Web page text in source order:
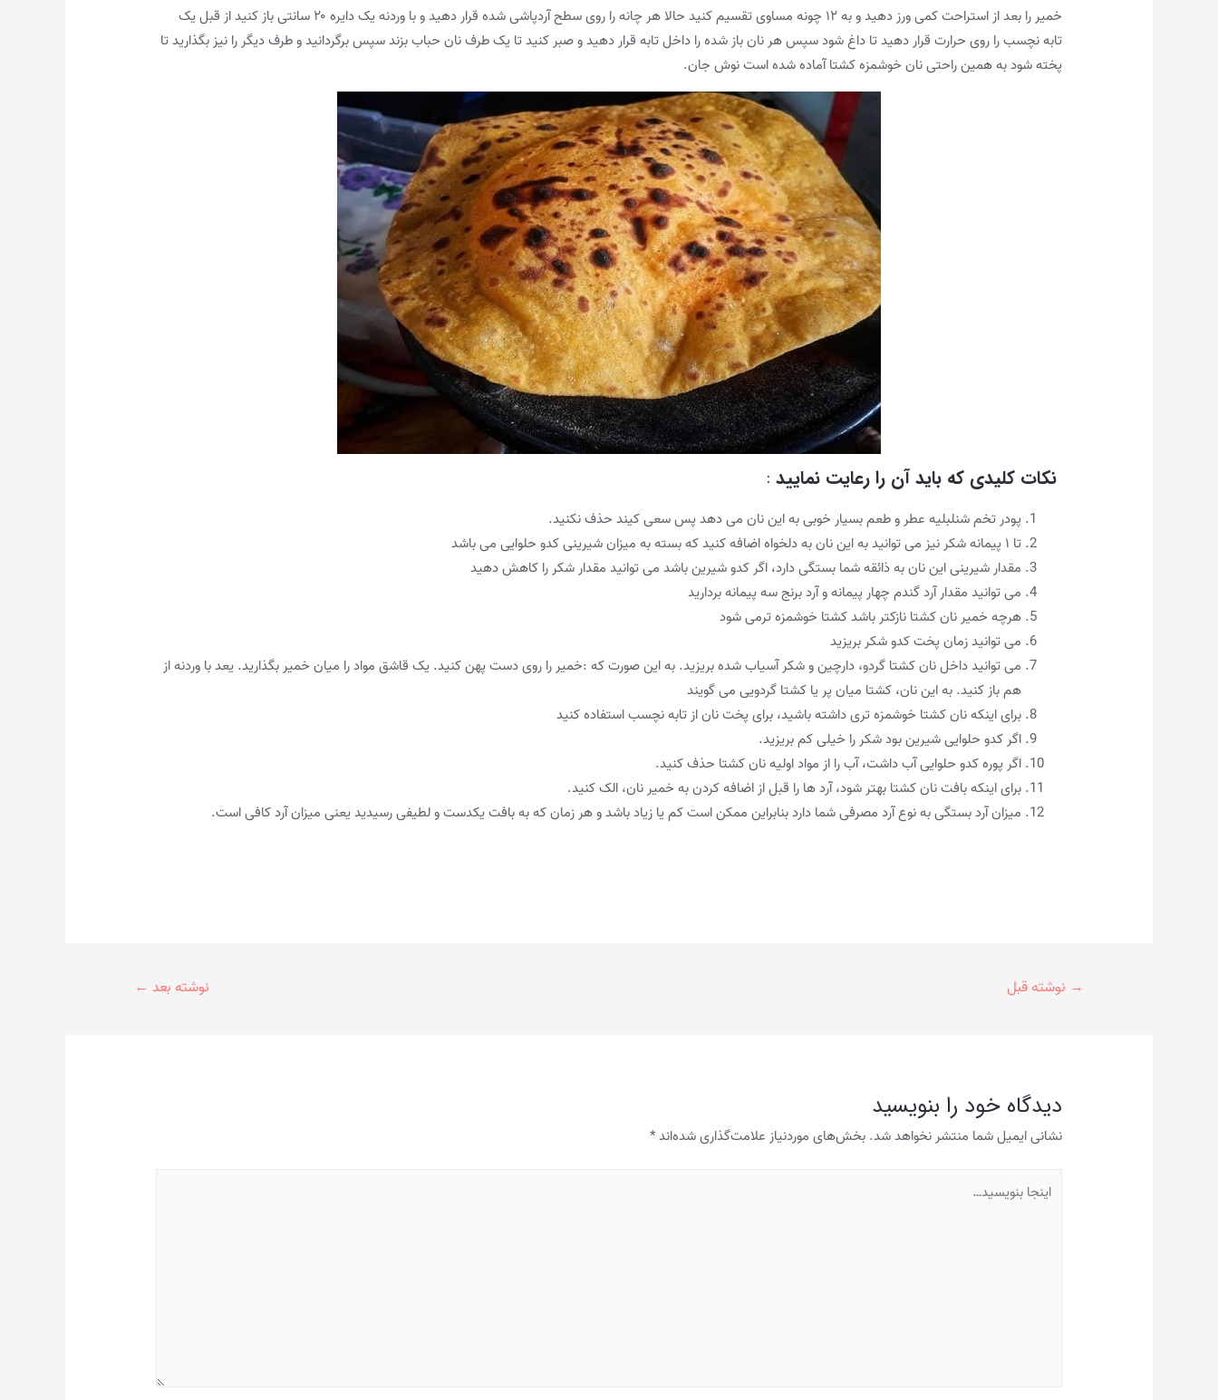
خمیر را بعد از استراحت کمی ورز دهید و به ۱۲ چونه مساوی تقسیم کنید حالا هر چانه را روی سطح آردپاشی شده قرار دهید و با وردنه یک دایره ۲۰ سانتی باز کنید از قبل یک
تابه نچسب را روی حرارت قرار دهید تا داغ شود سپس هر نان باز شده را داخل تابه قرار دهید و صبر کنید تا یک طرف نان حباب بزند سپس برگردانید و طرف دیگر را نیز بگذارید تا
پخته شود به همین راحتی نان خوشمزه کشتا آماده شده است نوش جان.
نکات کلیدی که باید آن را رعایت نمایید :
پودر تخم شنلبلیه عطر و طعم بسیار خوبی به این نان می دهد پس سعی کیند حذف نکنید.
تا ۱ پیمانه شکر نیز می توانید به این نان به دلخواه اضافه کنید که بسته به میزان شیرینی کدو حلوایی می باشد
مقدار شیرینی این نان به ذائقه شما بستگی دارد، اگر کدو شیرین باشد می توانید مقدار شکر را کاهش دهید
می توانید مقدار آرد گندم چهار پیمانه و آرد برنج سه پیمانه بردارید
هرچه خمیر نان کشتا نازکتر باشد کشتا خوشمزه ترمی شود
می توانید زمان پخت کدو شکر بریزید
می توانید داخل نان کشتا گردو، دارچین و شکر آسیاب شده بریزید. به این صورت که :خمیر را روی دست پهن کنید. یک قاشق مواد را میان خمیر بگذارید. یعد با وردنه از
هم باز کنید. به این نان، کشتا میان پر یا کشتا گردویی می گویند
برای اینکه نان کشتا خوشمزه تری داشته باشید، برای پخت نان از تابه نچسب استفاده کنید
اگر کدو حلوایی شیرین بود شکر را خیلی کم بریزید.
اگر پوره کدو حلوایی آب داشت، آب را از مواد اولیه نان کشتا حذف کنید.
برای اینکه بافت نان کشتا بهتر شود، آرد ها را قبل از اضافه کردن به خمیر نان، الک کنید.
میزان آرد بستگی به نوع آرد مصرفی شما دارد بنابراین ممکن است کم یا زیاد باشد و هر زمان که به بافت یکدست و لطیفی رسیدید یعنی میزان آرد کافی است.
راهبری
→ نوشته قبل نوشته بعد ←
دیدگاه‌ خود را بنویسید
نشانی ایمیل شما منتشر نخواهد شد. بخش‌های موردنیاز علامت‌گذاری شده‌اند*
بنویسید…